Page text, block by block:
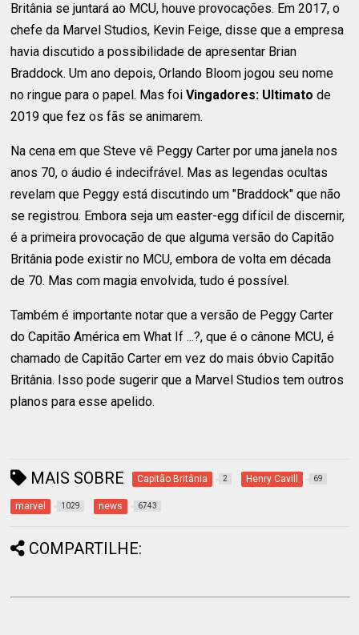
Britânia se juntará ao MCU, houve provocações. Em 2017, o
chefe da Marvel Studios, Kevin Feige, disse que a empresa
havia discutido a possibilidade de apresentar Brian
Braddock. Um ano depois, Orlando Bloom jogou seu nome
no ringue para o papel. Mas foiVingadores: Ultimato de
2019 que fez os fãs se animarem.
Na cena em que Steve vê Peggy Carter por uma janela nos
anos 70, o áudio é indecifrável. Mas as legendas ocultas
revelam que Peggy está discutindo um "Braddock" que não
se registrou. Embora seja um easter-egg difícil de discernir,
é a primeira provocação de que alguma versão do Capitão
Britânia pode existir no MCU, embora de volta em década
de 70. Mas com magia envolvida, tudo é possível.
Também é importante notar que a versão de Peggy Carter
do Capitão América em What If ...?, que é o cânone MCU, é
chamado de Capitão Carter em vez do mais óbvio Capitão
Britânia. Isso pode sugerir que a Marvel Studios tem outros
planos para esse apelido.
MAIS SOBRE Capitão Britânia 2 Henry Cavill 69
marvel 1029 news 6743
COMPARTILHE: